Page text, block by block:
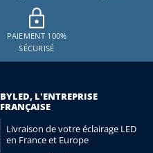
PAIEMENT 100%
SÉCURISÉ
BYLED, L'ENTREPRISE
FRANÇAISE
Livraison de votre éclairage LED
en France et Europe